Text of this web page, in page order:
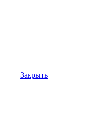
Закрыть